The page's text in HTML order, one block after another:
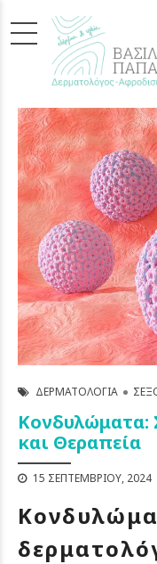
ΔΕΡΜΑΤΟΛΟΓΊΑ
και Θεραπεία
15 ΣΕΠΤΕΜΒΡΊΟΥ, 2024